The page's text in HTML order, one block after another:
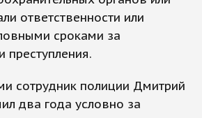
ответственности или
сроками за
сотрудник полиции Дмитрий
два года условно за